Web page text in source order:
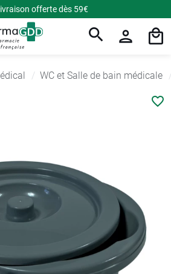
offerte dès 59€
WC et Salle de bain médicale